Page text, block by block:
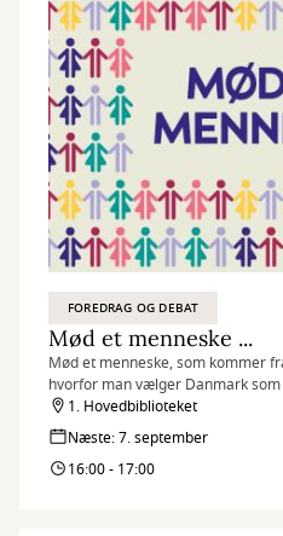
FOREDRAG OG DEBAT
Mød et menneske ...
Mød et menneske, som kommer
hvorfor man vælger Danmark
1. Hovedbiblioteket
Næste: 7. september
16:00 - 17:00